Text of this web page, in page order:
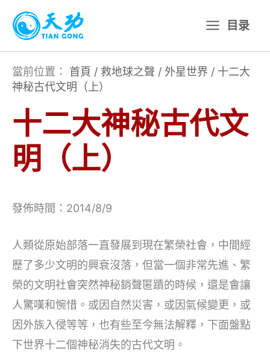
主
目录
當前位置： 首頁 / 救地球之聲 / 外星世界 / 十二大
神秘古代文明（上）
十二大神秘古代文
明（上）
發佈時間：2014/8/9
人類從原始部落一直發展到現在繁榮社會，中間經
歷了多少文明的興衰沒落，但當一個非常先進、繁
榮的文明社會突然神秘銷聲匿蹟的時候，還是會讓
人驚嘆和惋惜。或因自然災害，或因氣候變更，或
因外族入侵等等，也有些至今無法解釋，下面盤點
下世界十二個神秘消失的古代文明。